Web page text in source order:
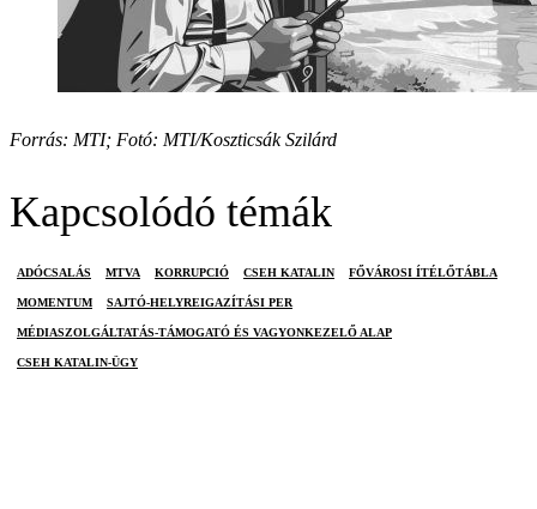
Forrás: MTI; Fotó: MTI/Koszticsák Szilárd
Kapcsolódó témák
ADÓCSALÁS MTVA KORRUPCIÓ CSEH KATALIN FŐVÁROSI ÍTÉLŐTÁBLA
MOMENTUM SAJTÓ-HELYREIGAZÍTÁSI PER
MÉDIASZOLGÁLTATÁS-TÁMOGATÓ ÉS VAGYONKEZELŐ ALAP
CSEH KATALIN-ÜGY